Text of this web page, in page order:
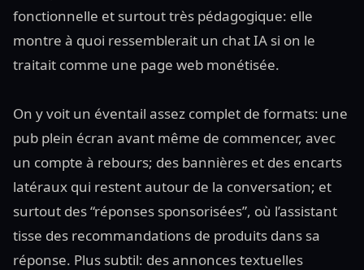
fonctionnelle et surtout très pédagogique: elle
montre à quoi ressemblerait un chat IA si on le
traitait comme une page web monétisée.
On y voit un éventail assez complet de formats: une
pub plein écran avant même de commencer, avec
un compte à rebours; des bannières et des encarts
latéraux qui restent autour de la conversation; et
surtout des “réponses sponsorisées”, où l’assistant
tisse des recommandations de produits dans sa
réponse. Plus subtil: des annonces textuelles